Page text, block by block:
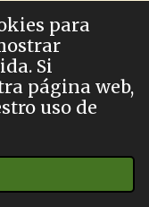
para
Si
página web,
uso de
paradigma de la
Libro IIHispania,